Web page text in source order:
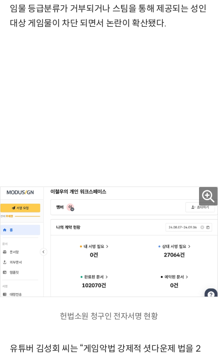
임물 등급분류가 거부되거나 스팀을 통해 제공되는 성인
대상 게임물이 차단 되면서 논란이 확산됐다.
헌법소원 청구인 전자서명 현황
유튜버 김성회 씨는 “게임악법 강제적 셧다운제 법을 2